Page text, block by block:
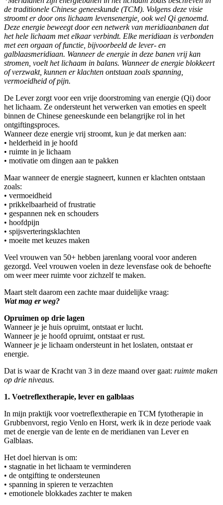
de traditionele Chinese geneeskunde (TCM). Volgens deze visie
stroomt er door ons lichaam levensenergie, ook wel Qi genoemd.
Deze energie beweegt door een netwerk van meridiaanbanen dat
het hele lichaam met elkaar verbindt. Elke meridiaan is verbonden
met een orgaan of functie, bijvoorbeeld de lever- en
galblaasmeridiaan. Wanneer de energie in deze banen vrij kan
stromen, voelt het lichaam in balans. Wanneer de energie blokkeert
of verzwakt, kunnen er klachten ontstaan zoals spanning,
vermoeidheid of pijn.
De Lever zorgt voor een vrije doorstroming van energie (Qi) door
het lichaam. Ze ondersteunt het verwerken van emoties en speelt
binnen de Chinese geneeskunde een belangrijke rol in het
ontgiftingsproces.
Wanneer deze energie vrij stroomt, kun je dat merken aan:
• helderheid in je hoofd
• ruimte in je lichaam
• motivatie om dingen aan te pakken
Maar wanneer de energie stagneert, kunnen er klachten ontstaan
zoals:
• vermoeidheid
• prikkelbaarheid of frustratie
• gespannen nek en schouders
• hoofdpijn
• spijsverteringsklachten
• moeite met keuzes maken
Veel vrouwen van 50+ hebben jarenlang vooral voor anderen
gezorgd. Veel vrouwen voelen in deze levensfase ook de behoefte
om weer meer ruimte voor zichzelf te maken.
Maart stelt daarom een zachte maar duidelijke vraag:
Wat mag er weg?
Opruimen op drie lagen
Wanneer je je huis opruimt, ontstaat er lucht.
Wanneer je je hoofd opruimt, ontstaat er rust.
Wanneer je je lichaam ondersteunt in het loslaten, ontstaat er
energie.
Dat is waar de Kracht van 3 in deze maand over gaat: ruimte maken
op drie niveaus.
1. Voetreflextherapie, lever en galblaas
In mijn praktijk voor voetreflextherapie en TCM fytotherapie in
Grubbenvorst, regio Venlo en Horst, werk ik in deze periode vaak
met de energie van de lente en de meridianen van Lever en
Galblaas.
Het doel hiervan is om:
• stagnatie in het lichaam te verminderen
• de ontgifting te ondersteunen
• spanning in spieren te verzachten
• emotionele blokkades zachter te maken